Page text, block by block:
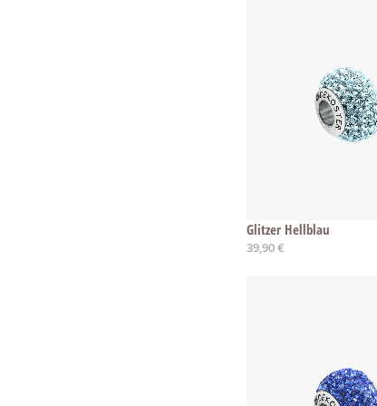
Glitzer Hellblau
39,90 €